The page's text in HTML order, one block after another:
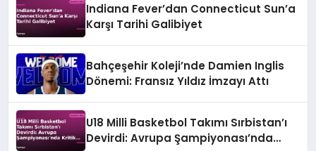
Indiana Fever’dan Connecticut Sun’a
Karşı Tarihi Galibiyet
Bahçeşehir Koleji’nde Damien Inglis
Dönemi: Fransız Yıldız İmzayı Attı
U18 Milli Basketbol Takımı Sırbistan’ı
Devirdi: Avrupa Şampiyonası’nda